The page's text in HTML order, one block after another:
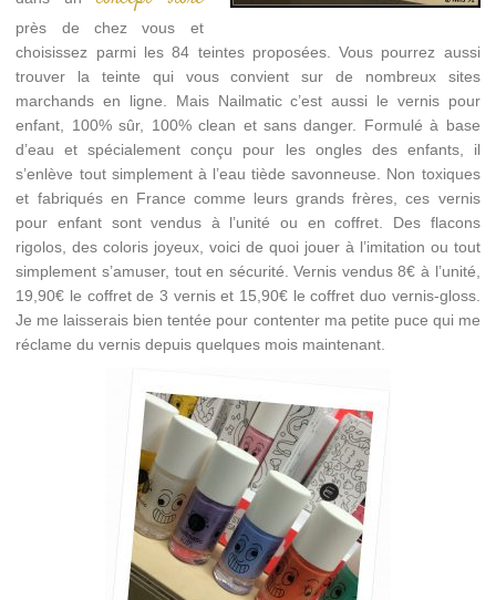
près de chez vous et
choisissez parmi les 84 teintes proposées. Vous pourrez aussi
trouver la teinte qui vous convient sur de nombreux sites
marchands en ligne. Mais Nailmatic c’est aussi le vernis pour
enfant, 100% sûr, 100% clean et sans danger. Formulé à base
d’eau et spécialement conçu pour les ongles des enfants, il
s’enlève tout simplement à l’eau tiède savonneuse. Non toxiques
et fabriqués en France comme leurs grands frères, ces vernis
pour enfant sont vendus à l’unité ou en coffret. Des flacons
rigolos, des coloris joyeux, voici de quoi jouer à l’imitation ou tout
simplement s’amuser, tout en sécurité. Vernis vendus 8€ à l’unité,
19,90€ le coffret de 3 vernis et 15,90€ le coffret duo vernis-gloss.
Je me laisserais bien tentée pour contenter ma petite puce qui me
réclame du vernis depuis quelques mois maintenant.